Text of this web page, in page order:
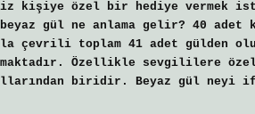
kişiye özel bir hediye vermek
gül ne anlama gelir? 40 adet
çevrili toplam 41 adet gülden
Özellikle sevgililere
biridir. Beyaz gül neyi